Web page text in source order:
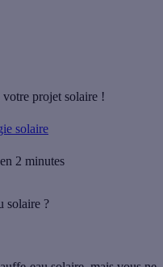
votre projet solaire !
solaire
2 minutes
solaire ?